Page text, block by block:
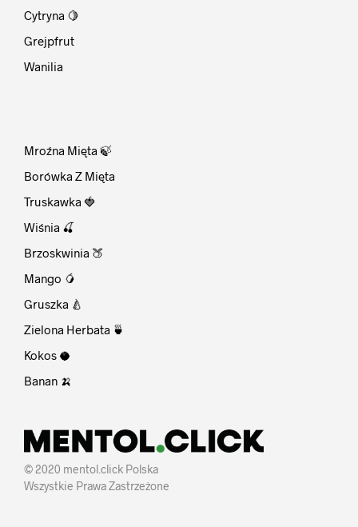
Cytryna 🍋
Grejpfrut
Wanilia
Mroźna Mięta 🍃
Borówka Z Mięta
Truskawka 🍓
Wiśnia 🍒
Brzoskwinia 🍑
Mango 🥭
Gruszka 🍐
Zielona Herbata 🍵
Kokos 🥥
Banan 🍌
© 2020 mentol.click Polska
Wszystkie Prawa Zastrzeżone